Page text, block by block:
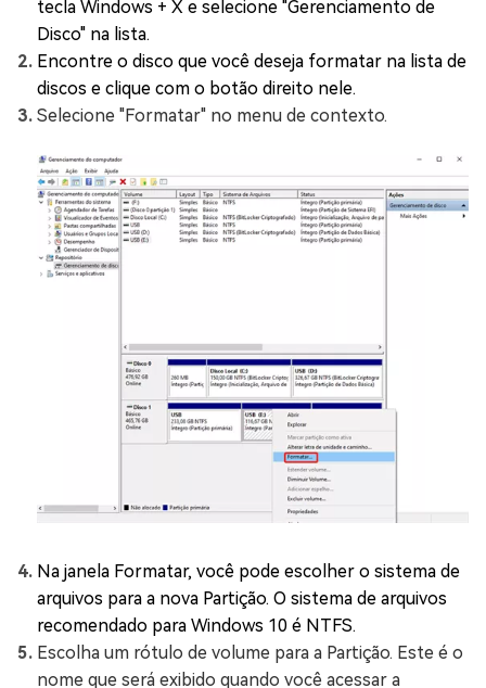
tecla Windows + X e selecione "Gerenciamento de
Disco" na lista.
Encontre o disco que você deseja formatar na lista de
discos e clique com o botão direito nele.
Selecione "Formatar" no menu de contexto.
Na janela Formatar, você pode escolher o sistema de
arquivos para a nova Partição. O sistema de arquivos
recomendado para Windows 10 é NTFS.
Escolha um rótulo de volume para a Partição. Este é o
nome que será exibido quando você acessar a